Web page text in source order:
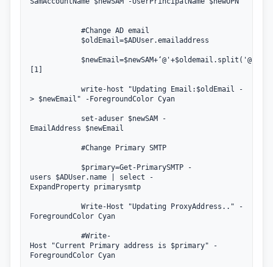
#Change AD email
$oldEmail=$ADUser.emailaddress
$newEmail=$newSAM+‘@'+$oldemail.split('@')
[1]
write-host "Updating Email:$oldEmail -
> $newEmail" -ForegroundColor Cyan
set-aduser $newSAM -
EmailAddress $newEmail
#Change Primary SMTP
$primary=Get-PrimarySMTP -
users $ADUser.name | select -
ExpandProperty primarysmtp
Write-Host "Updating ProxyAddress.." -
ForegroundColor Cyan
#Write-
Host "Current Primary address is $primary" -
ForegroundColor Cyan